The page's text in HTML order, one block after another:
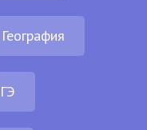
География